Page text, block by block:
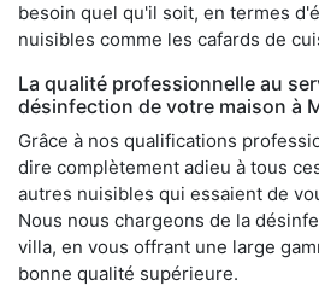
besoin quel qu'il soit, en termes
nuisibles comme les cafards de
La qualité professionnelle au
désinfection de votre maison à
Grâce à nos qualifications
dire complètement adieu à tous
autres nuisibles qui essaient de
Nous nous chargeons de la
villa, en vous offrant une large
bonne qualité supérieure.